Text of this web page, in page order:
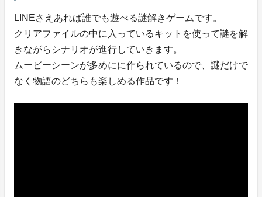
LINEさえあれば誰でも遊べる謎解きゲームです。
クリアファイルの中に入っているキットを使って謎を解
きながらシナリオが進行していきます。
ムービーシーンが多めにに作られているので、謎だけで
なく物語のどちらも楽しめる作品です！